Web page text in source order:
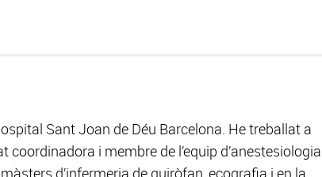
Sant Joan de Déu Barcelona. He treballat a
i membre de l’equip d’anestesiologia
d’infermeria de quiròfan, ecografia i en la